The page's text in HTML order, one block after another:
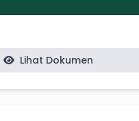
Lihat Dokumen